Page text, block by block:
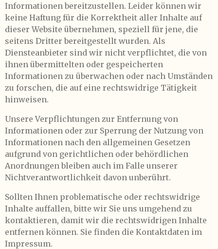
Informationen bereitzustellen. Leider können wir
keine Haftung für die Korrektheit aller Inhalte auf
dieser Website übernehmen, speziell für jene, die
seitens Dritter bereitgestellt wurden. Als
Diensteanbieter sind wir nicht verpflichtet, die von
ihnen übermittelten oder gespeicherten
Informationen zu überwachen oder nach Umständen
zu forschen, die auf eine rechtswidrige Tätigkeit
hinweisen.
Unsere Verpflichtungen zur Entfernung von
Informationen oder zur Sperrung der Nutzung von
Informationen nach den allgemeinen Gesetzen
aufgrund von gerichtlichen oder behördlichen
Anordnungen bleiben auch im Falle unserer
Nichtverantwortlichkeit davon unberührt.
Sollten Ihnen problematische oder rechtswidrige
Inhalte auffallen, bitte wir Sie uns umgehend zu
kontaktieren, damit wir die rechtswidrigen Inhalte
entfernen können. Sie finden die Kontaktdaten im
Impressum.